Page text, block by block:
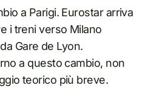
a Parigi. Eurostar arriva
i treni verso Milano
Gare de Lyon.
a questo cambio, non
teorico più breve.